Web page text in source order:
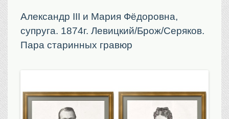
Портреты царской
Старинные планы городов
Прочие
Старинные карты
Александр III и Мария Фёдоровна,
супруга. 1874г. Левицкий/Брож/Серяков.
Пара старинных гравюр